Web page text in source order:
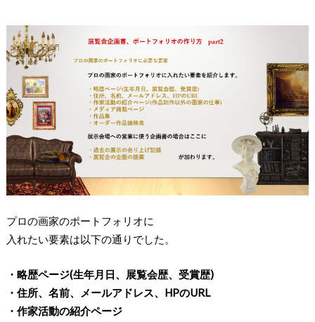
プロの画家のポートフォリオに
入れたい要素は以下の通りでした。
・略歴ページ(生年月日、展覧会歴、受賞歴)
・住所、名前、メールアドレス、HPのURL
・作家活動の紹介ページ